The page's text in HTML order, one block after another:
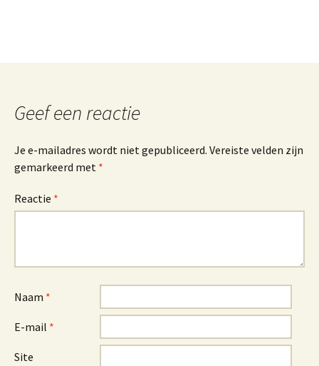
Geef een reactie
Je e-mailadres wordt niet gepubliceerd. Vereiste velden zijn
gemarkeerd met *
Reactie *
Naam *
E-mail *
Site